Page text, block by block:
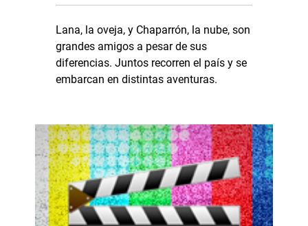
Lana, la oveja, y Chaparrón, la nube, son
grandes amigos a pesar de sus
diferencias. Juntos recorren el país y se
embarcan en distintas aventuras.